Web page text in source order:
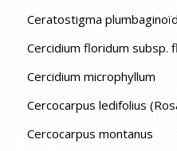
Ceratostigma
Cercidium floridum subsp.
Cercidium microphyllum
Cercocarpus ledifolius
Cercocarpus montanus